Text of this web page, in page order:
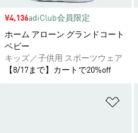
セール価格
¥4,136adiClub会員限定
ホーム アローン グランドコート
ベビー
キッズ／子供用 スポーツウェア
【8/17まで】カートで20%off